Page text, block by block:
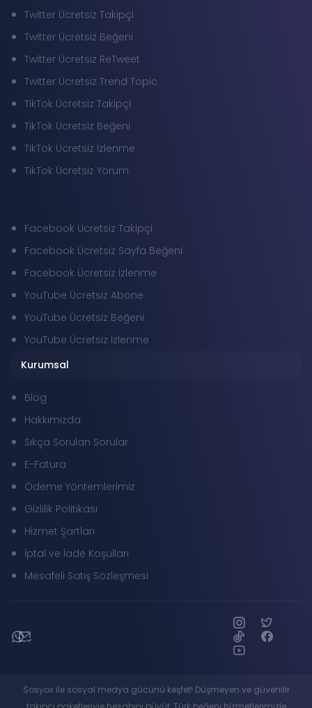
Twitter Ücretsiz Takipçi
Twitter Ücretsiz Beğeni
Twitter Ücretsiz ReTweet
Twitter Ücretsiz Trend Topic
TikTok Ücretsiz Takipçi
TikTok Ücretsiz Beğeni
TikTok Ücretsiz İzlenme
TikTok Ücretsiz Yorum
Facebook Ücretsiz Takipçi
Facebook Ücretsiz Sayfa Beğeni
Facebook Ücretsiz İzlenme
YouTube Ücretsiz Abone
YouTube Ücretsiz Beğeni
YouTube Ücretsiz İzlenme
Kurumsal
Blog
Hakkımızda
Sıkça Sorulan Sorular
E-Fatura
Ödeme Yöntemlerimiz
Gizlilik Politikası
Hizmet Şartları
İptal ve İade Koşulları
Mesafeli Satış Sözleşmesi
Sosyox ile sosyal medya gücünü keşfet! Düşmeyen ve güvenilir